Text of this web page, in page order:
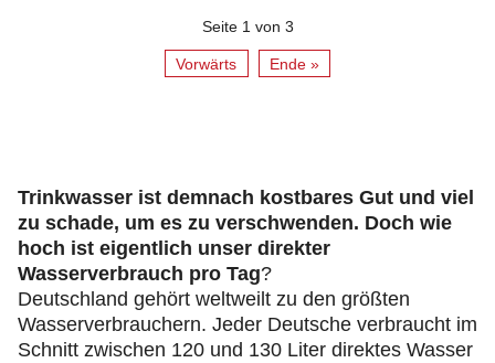
Seite 1 von 3
Vorwärts Ende »
Trinkwasser ist demnach kostbares Gut und viel
zu schade, um es zu verschwenden. Doch wie
hoch ist eigentlich unser direkter
Wasserverbrauch pro Tag?
Deutschland gehört weltweilt zu den größten
Wasserverbrauchern. Jeder Deutsche verbraucht im
Schnitt zwischen 120 und 130 Liter direktes Wasser